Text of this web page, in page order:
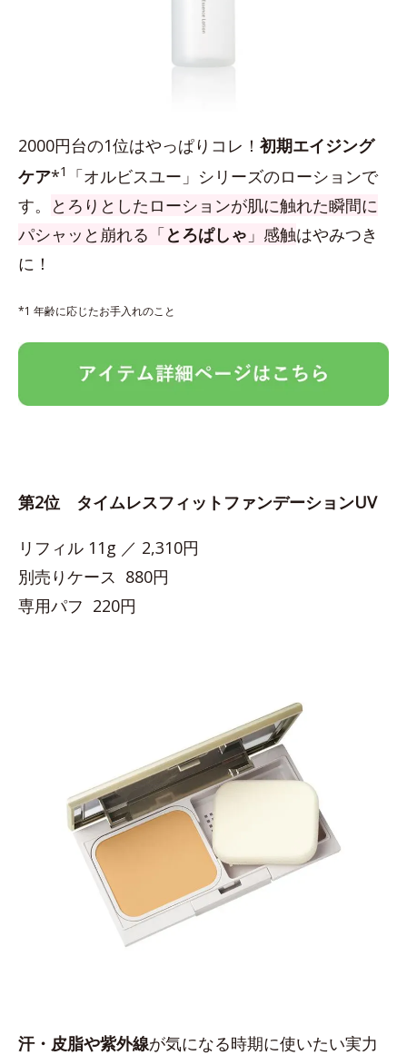
2000円台の1位はやっぱりコレ！ 初期エイジング
ケア*1
「オルビスユー」シリーズのローションで
す。
とろりとしたローションが肌に触れた瞬間に
パシャッと崩れる「とろぱしゃ 」感触はやみつき
に！
*1 年齢に応じたお手入れのこと
第2位 タイムレスフィットファンデーションUV
リフィル 11g ／ 2,310円
別売りケース 880円
専用パフ 220円
汗・皮脂や紫外線が気になる時期に使いたい実力